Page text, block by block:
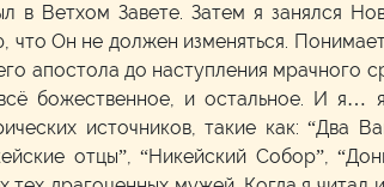
Ветхом Завете. Затем я занялся
что Он не должен изменяться.
апостола до наступления мрачного
божественное, и остальное. И я…
источников, такие как: “Два
отцы”, “Никейский Собор”,